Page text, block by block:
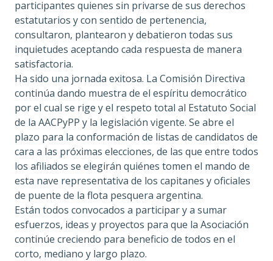
participantes quienes sin privarse de sus derechos
estatutarios y con sentido de pertenencia,
consultaron, plantearon y debatieron todas sus
inquietudes aceptando cada respuesta de manera
satisfactoria.
Ha sido una jornada exitosa. La Comisión Directiva
continúa dando muestra de el espíritu democrático
por el cual se rige y el respeto total al Estatuto Social
de la AACPyPP y la legislación vigente. Se abre el
plazo para la conformación de listas de candidatos de
cara a las próximas elecciones, de las que entre todos
los afiliados se elegirán quiénes tomen el mando de
esta nave representativa de los capitanes y oficiales
de puente de la flota pesquera argentina.
Están todos convocados a participar y a sumar
esfuerzos, ideas y proyectos para que la Asociación
continúe creciendo para beneficio de todos en el
corto, mediano y largo plazo.